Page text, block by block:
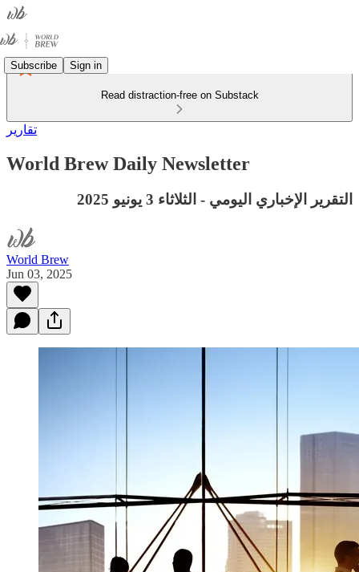
Subscribe Sign in
Read distraction-free on Substack
تقارير
World Brew Daily Newsletter
التقرير الإخباري اليومي - الثلاثاء 3 يونيو 2025
World Brew
Jun 03, 2025